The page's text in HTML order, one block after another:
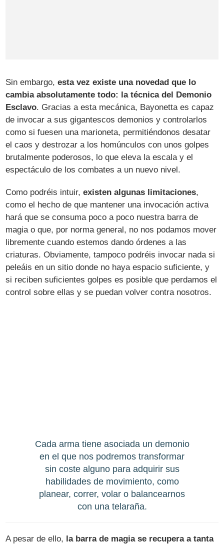
Sin embargo,esta vez existe una novedad que lo
cambia absolutamente todo: la técnica del Demonio
Esclavo. Gracias a esta mecánica, Bayonetta es capaz
de invocar a sus gigantescos demonios y controlarlos
como si fuesen una marioneta, permitiéndonos desatar
el caos y destrozar a los homúnculos con unos golpes
brutalmente poderosos, lo que eleva la escala y el
espectáculo de los combates a un nuevo nivel.
Como podréis intuir,existen algunas limitaciones,
como el hecho de que mantener una invocación activa
hará que se consuma poco a poco nuestra barra de
magia o que, por norma general, no nos podamos mover
libremente cuando estemos dando órdenes a las
criaturas. Obviamente, tampoco podréis invocar nada si
peleáis en un sitio donde no haya espacio suficiente, y
si reciben suficientes golpes es posible que perdamos el
control sobre ellas y se puedan volver contra nosotros.
Cada arma tiene asociada un demonio
en el que nos podremos transformar
sin coste alguno para adquirir sus
habilidades de movimiento, como
planear, correr, volar o balancearnos
con una telaraña.
A pesar de ello, la barra de magia se recupera a tanta